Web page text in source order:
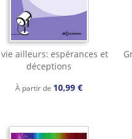
vie ailleurs: espérances et
déceptions
À partir de 10,99 €